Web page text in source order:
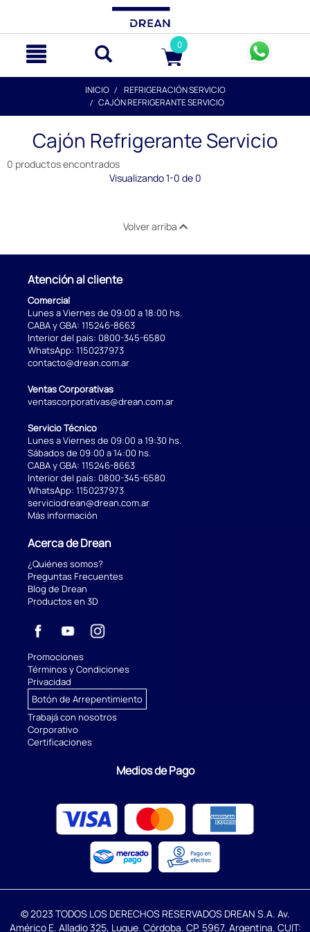
0
INICIO
REFRIGERACIÓN SERVICIO
CAJÓN REFRIGERANTE SERVICIO
Cajón Refrigerante Servicio
0 productos encontrados
Visualizando 1-0 de 0
Volver arriba
Atención al cliente
Comercial
Lunes a Viernes de 09:00 a 18:00 hs.
CABA y GBA: 115246-8663
Interior del país: 0800-345-6580
WhatsApp: 1150237973
contacto@drean.com.ar
Ventas Corporativas
ventascorporativas@drean.com.ar
Servicio Técnico
Lunes a Viernes de 09:00 a 19:30 hs.
Sábados de 09:00 a 14:00 hs.
CABA y GBA: 115246-8663
Interior del país: 0800-345-6580
WhatsApp: 1150237973
serviciodrean@drean.com.ar
Más información
Acerca de Drean
¿Quiénes somos?
Preguntas Frecuentes
Blog de Drean
Productos en 3D
Promociones
Términos y Condiciones
Privacidad
Botón de Arrepentimiento
Trabajá con nosotros
Corporativo
Certificaciones
Medios de Pago
© 2023 TODOS LOS DERECHOS RESERVADOS DREAN S.A. Av.
Américo E. Alladio 325, Luque. Córdoba. CP. 5967. Argentina. CUIT: